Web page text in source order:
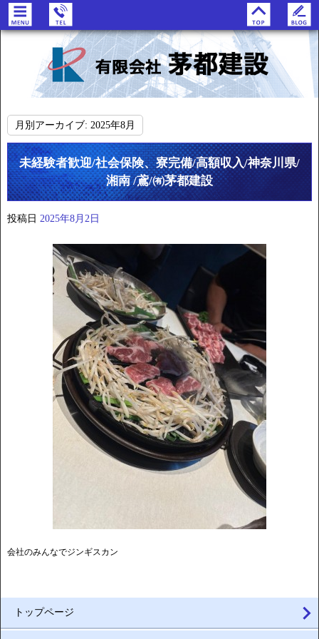
月別アーカイブ: 2025年8月
未経験者歓迎/社会保険、寮完備/高額収入/神奈川県/
湘南 /鳶/㈲茅都建設
投稿日 2025年8月2日
会社のみんなでジンギスカン
トップページ